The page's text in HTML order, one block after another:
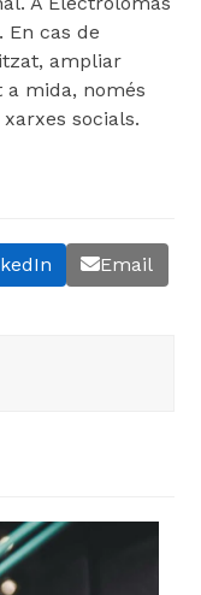
cas de
ampliar
mida, només
socials.
Email